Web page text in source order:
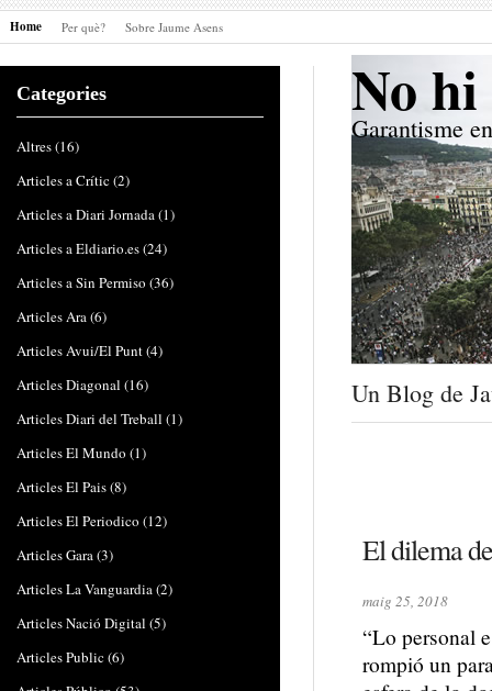
Home Per què? Sobre Jaume Asens
No
Garantisme
Un Blog de
El dilema
maig 25, 2018
“Lo personal
rompió un
Categories
Altres(16)
Articles a Crític(2)
Articles a Diari Jornada(1)
Articles a Eldiario.es(24)
Articles a Sin Permiso (36)
Articles Ara(6)
Articles Avui/El Punt(4)
Articles Diagonal (16)
Articles Diari del Treball (1)
Articles El Mundo (1)
Articles El Pais(8)
Articles El Periodico (12)
Articles Gara(3)
Articles La Vanguardia(2)
Articles Nació Digital (5)
Articles Public(6)